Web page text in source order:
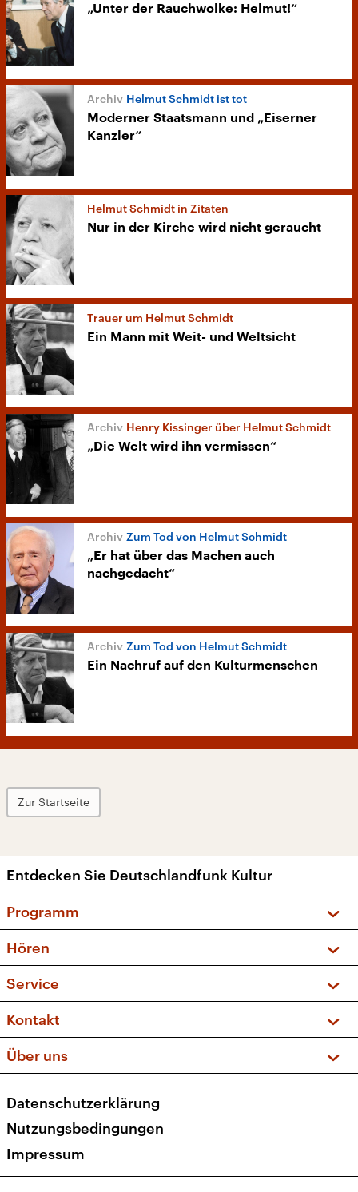
„Unter der Rauchwolke: Helmut!“
Helmut Schmidt ist tot
Moderner Staatsmann und „Eiserner
Kanzler“
Helmut Schmidt in Zitaten
Nur in der Kirche wird nicht geraucht
Trauer um Helmut Schmidt
Ein Mann mit Weit- und Weltsicht
Henry Kissinger über Helmut Schmidt
„Die Welt wird ihn vermissen“
Zum Tod von Helmut Schmidt
„Er hat über das Machen auch
nachgedacht“
Zum Tod von Helmut Schmidt
Ein Nachruf auf den Kulturmenschen
Zur Startseite
Entdecken Sie Deutschlandfunk Kultur
Programm
Sendungen und Podcasts
Musikliste
Kakadu – Das Kinderprogramm
Hören
Frequenzen (UKW + DAB+)
Service
FAQ
Apps
Newsletter
Kontakt
Social Media
Über uns
Presse
Karriere
Transparenz
Datenschutzerklärung
Nutzungsbedingungen
Impressum